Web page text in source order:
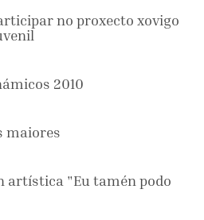
no proxecto xovigo
2010
maiores
artística "Eu tamén podo